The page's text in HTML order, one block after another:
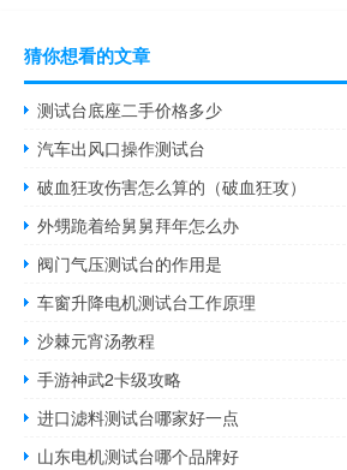
猜你想看的文章
测试台底座二手价格多少
汽车出风口操作测试台
破血狂攻伤害怎么算的（破血狂攻）
外甥跪着给舅舅拜年怎么办
阀门气压测试台的作用是
车窗升降电机测试台工作原理
沙棘元宵汤教程
手游神武2卡级攻略
进口滤料测试台哪家好一点
山东电机测试台哪个品牌好